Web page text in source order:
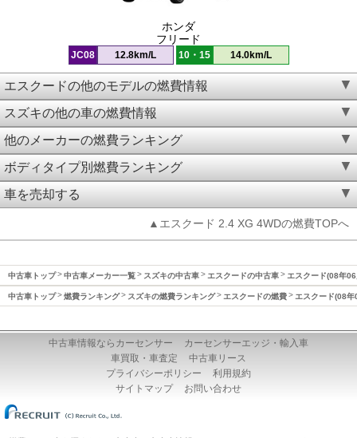
ホンダ
フリード
JC08 12.8km/L 10・15 14.0km/L
エスクードの他のモデルの燃費情報
スズキの他の車の燃費情報
他のメーカーの燃費ランキング
ボディタイプ別燃費ランキング
車を売却する
▲エスクード 2.4 XG 4WDの燃費TOPへ
中古車トップ 中古車メーカー一覧 スズキの中古車 エスクードの中古車 エスクード(08年
中古車トップ 燃費ランキング スズキの燃費ランキング エスクードの燃費 エスクード(08
中古車情報ならカーセンサー
カーセンサーエッジ・輸入車
車買取・車査定
中古車リース
プライバシーポリシー
利用規約
サイトマップ
お問い合わせ